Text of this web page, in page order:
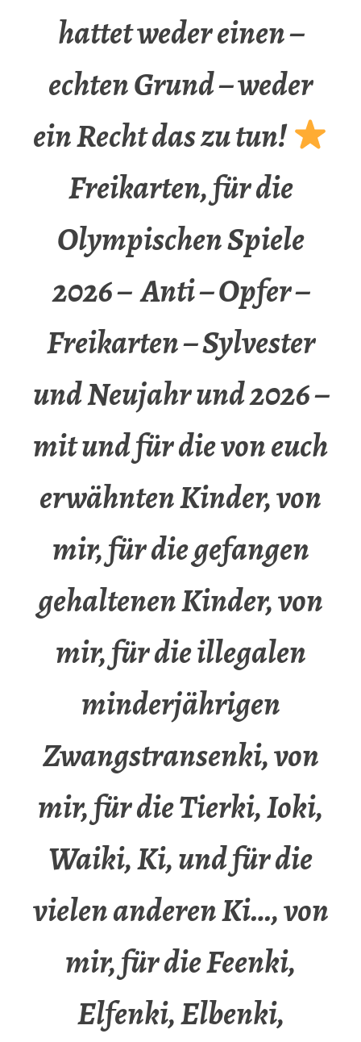
hattet weder einen –
echten Grund – weder
ein Recht das zu tun!
Freikarten, für die
Olympischen Spiele
2026 – Anti – Opfer –
Freikarten – Sylvester
und Neujahr und 2026 –
mit und für die von euch
erwähnten Kinder, von
mir, für die gefangen
gehaltenen Kinder, von
mir, für die illegalen
minderjährigen
Zwangstransenki, von
mir, für die Tierki, Ioki,
Waiki, Ki, und für die
vielen anderen Ki…, von
mir, für die Feenki,
Elfenki, Elbenki,